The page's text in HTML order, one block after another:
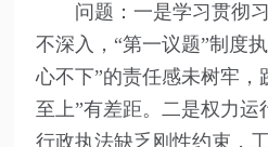
问题：一是学习贯彻
不深入，“第一议题”制度
心不下”的责任感未树牢，
至上”有差距。二是权力运
行政执法缺乏刚性约束，